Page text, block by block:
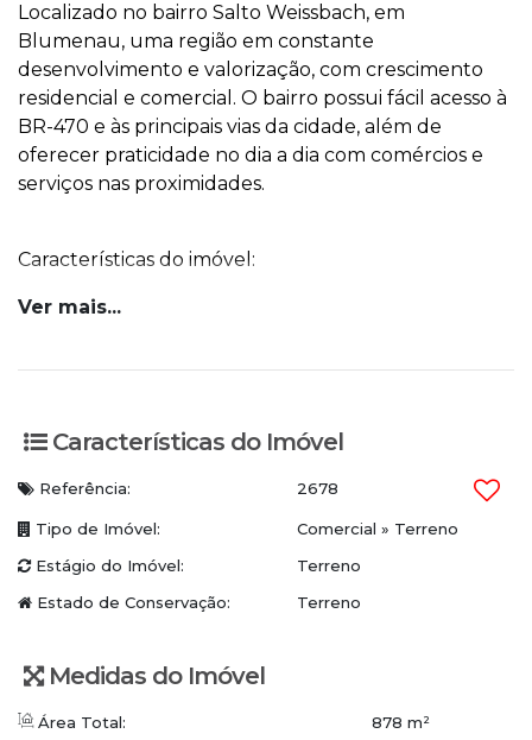
Localizado no bairro Salto Weissbach, em
Blumenau, uma região em constante
desenvolvimento e valorização, com crescimento
residencial e comercial. O bairro possui fácil acesso à
BR-470 e às principais vias da cidade, além de
oferecer praticidade no dia a dia com comércios e
serviços nas proximidades.
Características do imóvel:
Área total de 878,15m²
Frente de 10 metros para a rua dos fundos
Ficou interessado? Vamos conversar!
WhatsApp/Plantão: (47) 3336-4434
Conceito Imobiliária | Viva o Conceito
www.conceitoimobiliaria.com.br
Ver mais...
Características do Imóvel
Referência: 2678
Tipo de Imóvel: Comercial » Terreno
Estágio do Imóvel:
Terreno
Estado de Conservação:
Terreno
Medidas do Imóvel
Área Total:
878 m²